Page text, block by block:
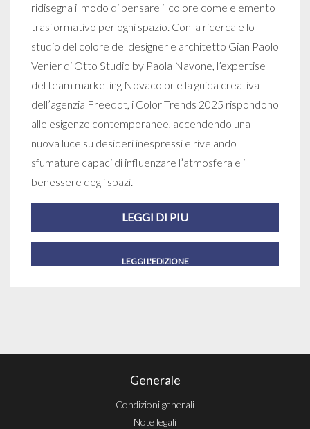
ridisegna il modo di pensare il colore come elemento
trasformativo per ogni spazio. Con la ricerca e lo
studio del colore del designer e architetto Gian Paolo
Venier di Otto Studio by Paola Navone, l’expertise
del team marketing Novacolor e la guida creativa
dell’agenzia Freedot, i Color Trends 2025 rispondono
alle esigenze contemporanee, accendendo una
nuova luce su desideri inespressi e rivelando
sfumature capaci di influenzare l’atmosfera e il
benessere degli spazi.
LEGGI DI PIU
LEGGI L'EDIZIONE
Generale
Condizioni generali
Note legali